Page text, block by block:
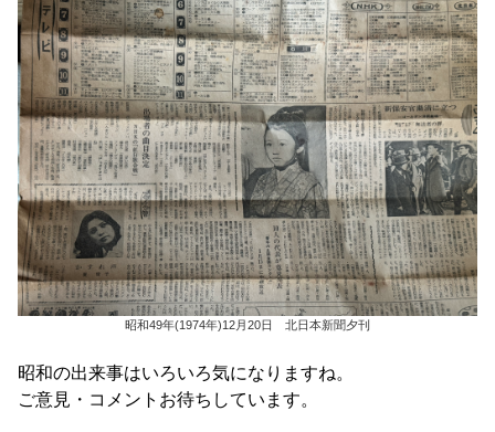
昭和49年(1974年)12月20日 北日本新聞夕刊
昭和の出来事はいろいろ気になりますね。
ご意見・コメントお待ちしています。